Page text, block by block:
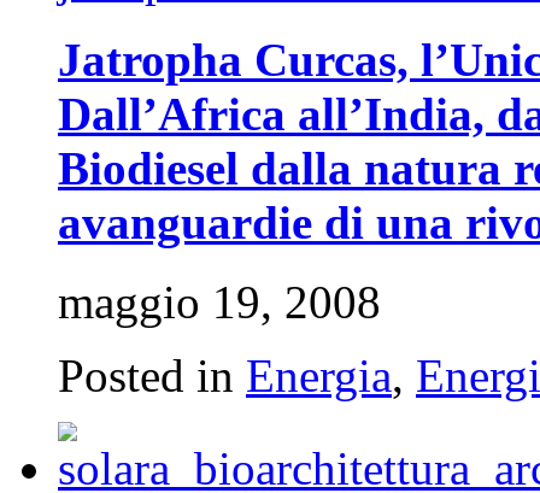
Jatropha Curcas,
Dall’Africa all’India,
Biodiesel dalla natura
avanguardie di una
maggio 19, 2008
Posted in Energia,